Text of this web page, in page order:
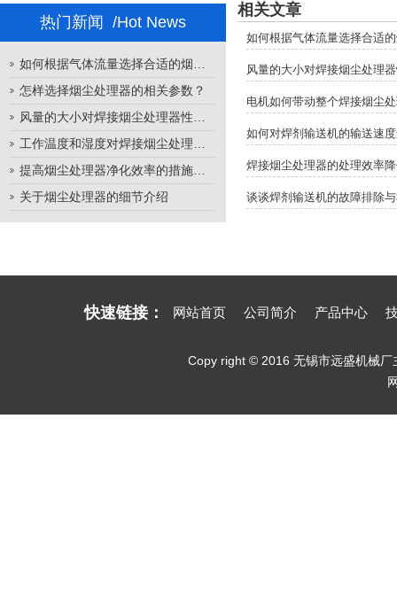
热门新闻 /Hot News
怎样选择烟尘处理器的相关参数？
关于烟尘处理器的细节介绍
相关文章
如何根据气体流量选择合适
风量的大小对焊接烟尘处理
电机如何带动整个焊接烟尘
如何对焊剂输送机的输送速
焊接烟尘处理器的处理效率
谈谈焊剂输送机的故障排除
快速链接： 网站首页 公司简介 产品中心
Copy right © 2016 无锡市远盛机械